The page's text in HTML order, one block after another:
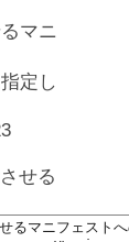
マニ
定し
せる